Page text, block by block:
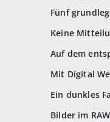
Fünf
Keine
Auf dem
Mit Digital
Ein dunkles
Bilder im